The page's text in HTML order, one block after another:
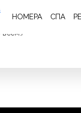
НОМЕРА СПА
кровать! Чистота и
всем:)